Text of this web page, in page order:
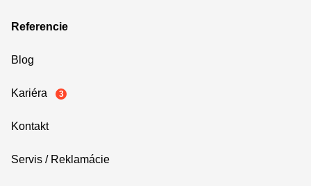
Referencie
Blog
Kariéra 3
Kontakt
Servis / Reklamácie